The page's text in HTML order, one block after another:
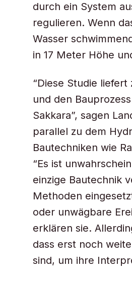
durch ein System
regulieren. Wenn
Wasser
in 17 Meter Höhe
“Diese Studie
und den
Sakkara”, sagen
parallel zu dem
Bautechniken wie
“Es ist
einzige Bautechnik
Methoden
oder unwägbare
erklären sie.
dass erst noch
sind, um ihre